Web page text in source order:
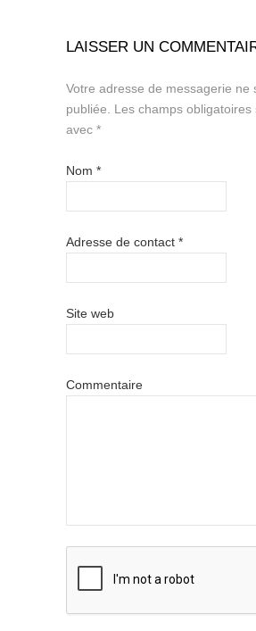
LAISSER UN
Votre adresse de messagerie ne
publiée.
Les champs obligatoires
avec *
Nom *
Adresse de contact *
Site web
Commentaire